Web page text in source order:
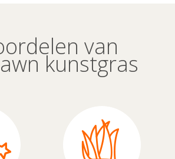
van
kunstgras